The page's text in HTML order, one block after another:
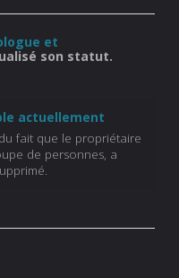
et
son statut.
actuellement
fait que le propriétaire
de personnes, a